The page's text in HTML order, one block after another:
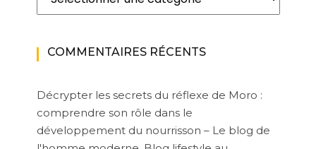
COMMENTAIRES RÉCENTS
Décrypter les secrets du réflexe de Moro :
comprendre son rôle dans le
développement du nourrisson – Le blog de